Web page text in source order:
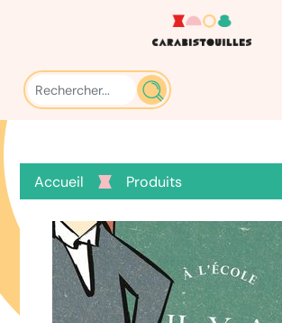
Accueil Produits